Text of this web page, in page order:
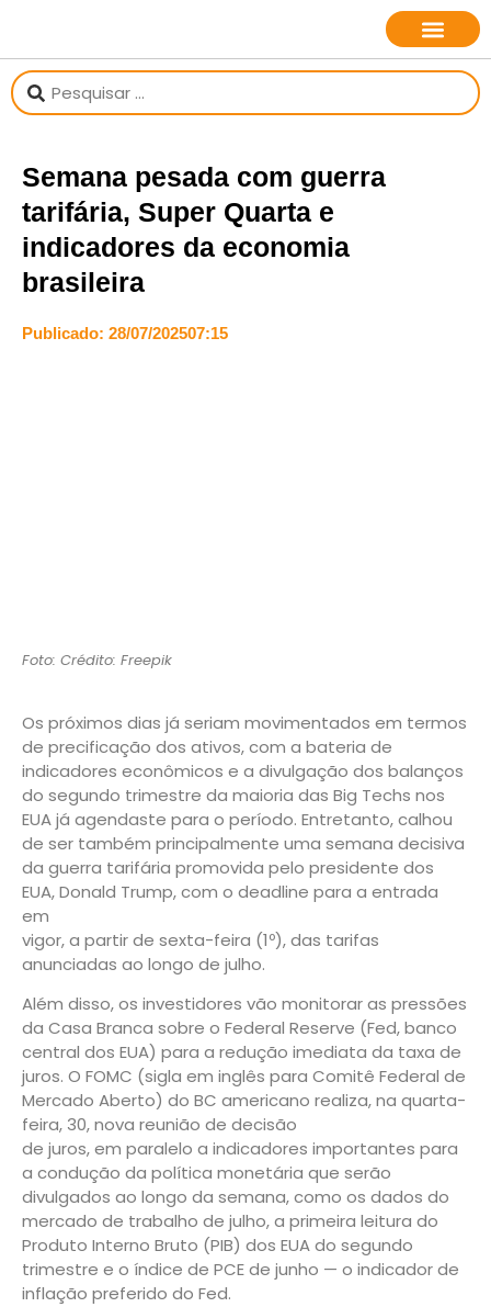
Semana pesada com guerra
tarifária, Super Quarta e
indicadores da economia
brasileira
Publicado: 28/07/202507:15
Foto: Crédito: Freepik
Os próximos dias já seriam movimentados em termos
de precificação dos ativos, com a bateria de
indicadores econômicos e a divulgação dos balanços
do segundo trimestre da maioria das Big Techs nos
EUA já agendaste para o período. Entretanto, calhou
de ser também principalmente uma semana decisiva
da guerra tarifária promovida pelo presidente dos
EUA, Donald Trump, com o deadline para a entrada
em
vigor, a partir de sexta-feira (1º), das tarifas
anunciadas ao longo de julho.
Além disso, os investidores vão monitorar as pressões
da Casa Branca sobre o Federal Reserve (Fed, banco
central dos EUA) para a redução imediata da taxa de
juros. O FOMC (sigla em inglês para Comitê Federal de
Mercado Aberto) do BC americano realiza, na quarta-
feira, 30, nova reunião de decisão
de juros, em paralelo a indicadores importantes para
a condução da política monetária que serão
divulgados ao longo da semana, como os dados do
mercado de trabalho de julho, a primeira leitura do
Produto Interno Bruto (PIB) dos EUA do segundo
trimestre e o índice de PCE de junho — o indicador de
inflação preferido do Fed.